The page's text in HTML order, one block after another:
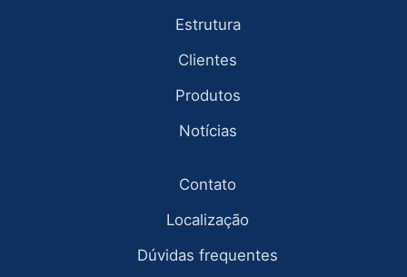
Estrutura
Clientes
Produtos
Notícias
Contato
Localização
Dúvidas frequentes